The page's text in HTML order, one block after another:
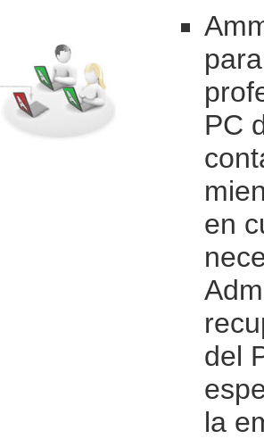
PC
en
del
la